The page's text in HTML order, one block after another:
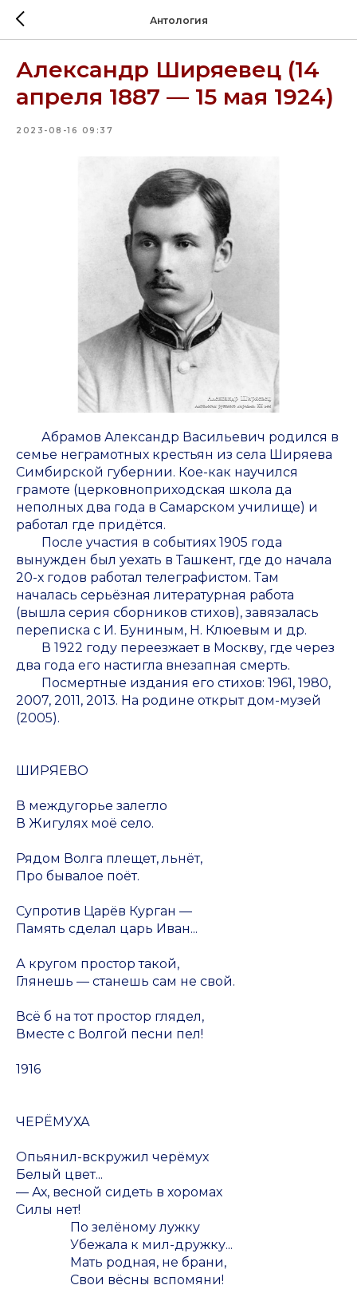
Антология
Александр Ширяевец (14
апреля 1887 — 15 мая 1924)
2023-08-16 09:37
Абрамов Александр Васильевич родился в
семье неграмотных крестьян из села Ширяева
Симбирской губернии. Кое-как научился
грамоте (церковноприходская школа да
неполных два года в Самарском училище) и
работал где придётся.
После участия в событиях 1905 года
вынужден был уехать в Ташкент, где до начала
20-х годов работал телеграфистом. Там
началась серьёзная литературная работа
(вышла серия сборников стихов), завязалась
переписка с И. Буниным, Н. Клюевым и др.
В 1922 году переезжает в Москву, где через
два года его настигла внезапная смерть.
Посмертные издания его стихов: 1961, 1980,
2007, 2011, 2013. На родине открыт дом-музей
(2005).
ШИРЯЕВО
В междугорье залегло
В Жигулях моё село.
Рядом Волга плещет, льнёт,
Про бывалое поёт.
Супротив Царёв Курган —
Память сделал царь Иван...
А кругом простор такой,
Глянешь — станешь сам не свой.
Всё б на тот простор глядел,
Вместе с Волгой песни пел!
1916
ЧЕРЁМУХА
Опьянил-вскружил черёмух
Белый цвет...
— Ах, весной сидеть в хоромах
Силы нет!
По зелёному лужку
Убежала к мил-дружку...
Мать родная, не брани,
Свои вёсны вспомяни!